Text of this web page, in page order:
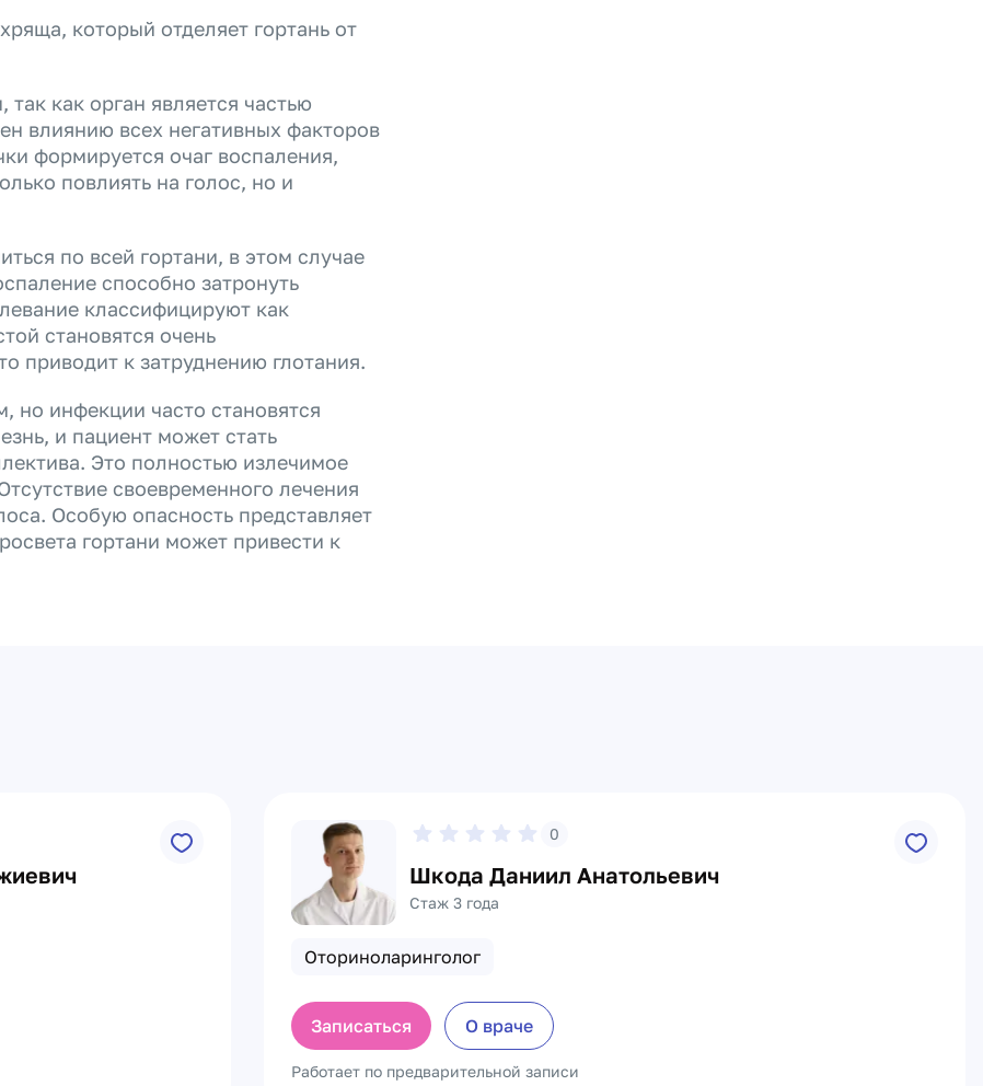
который отделяет гортань от
как орган является частью
влиянию всех негативных факторов
формируется очаг воспаления,
повлиять на голос, но и
по всей гортани, в этом случае
способно затронуть
классифицируют как
становятся очень
приводит к затруднению глотания.
но инфекции часто становятся
и пациент может стать
Это полностью излечимое
своевременного лечения
Особую опасность представляет
гортани может привести к
0
Шкода Даниил Анатольевич
Стаж 3 года
Оториноларинголог
Записаться О враче
Работает по предварительной записи